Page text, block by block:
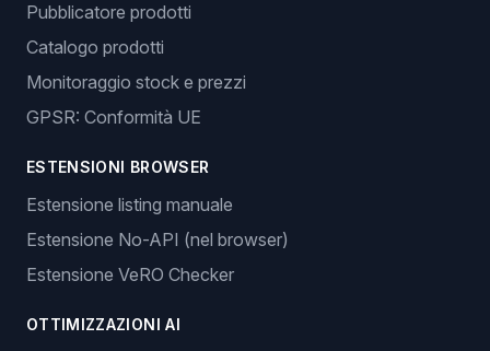
Pubblicatore prodotti
Catalogo prodotti
Monitoraggio stock e prezzi
GPSR: Conformità UE
ESTENSIONI BROWSER
Estensione listing manuale
Estensione No-API (nel browser)
Estensione VeRO Checker
OTTIMIZZAZIONI AI